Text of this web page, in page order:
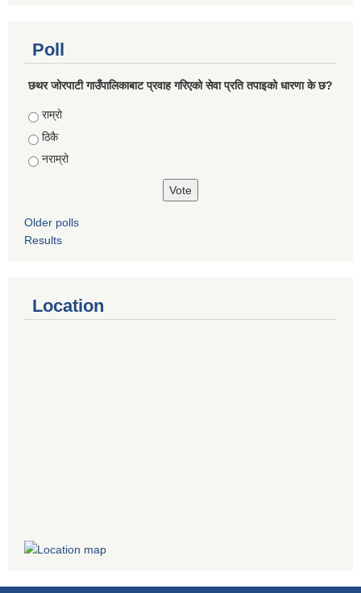
Poll
छथर जोरपाटी गाउँपालिकाबाट प्रवाह गरिएको सेवा प्रति तपाइको धारणा के छ?
Choices
राम्रो
ठिकै
नराम्रो
Older polls
Results
Location